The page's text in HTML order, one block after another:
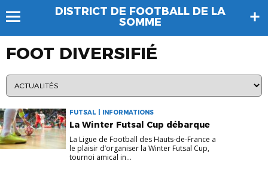
DISTRICT DE FOOTBALL DE LA
SOMME
FOOT DIVERSIFIÉ
FUTSAL | INFORMATIONS
La Winter Futsal Cup débarque
La Ligue de Football des Hauts-de-France a
le plaisir d’organiser la Winter Futsal Cup,
tournoi amical in...